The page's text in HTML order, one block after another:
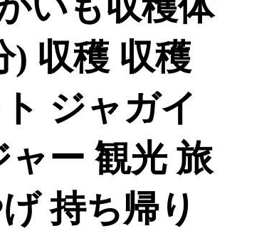
) 収穫 収穫
ジャガイ
ャー 観光 旅
持ち帰り